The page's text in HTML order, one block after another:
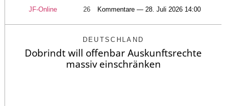
JF-Online 26 Kommentare — 28. Juli 2026 14:00
DEUTSCHLAND
Dobrindt will offenbar Auskunftsrechte
massiv einschränken